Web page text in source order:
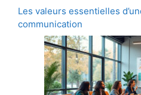
Les valeurs essentielles
communication